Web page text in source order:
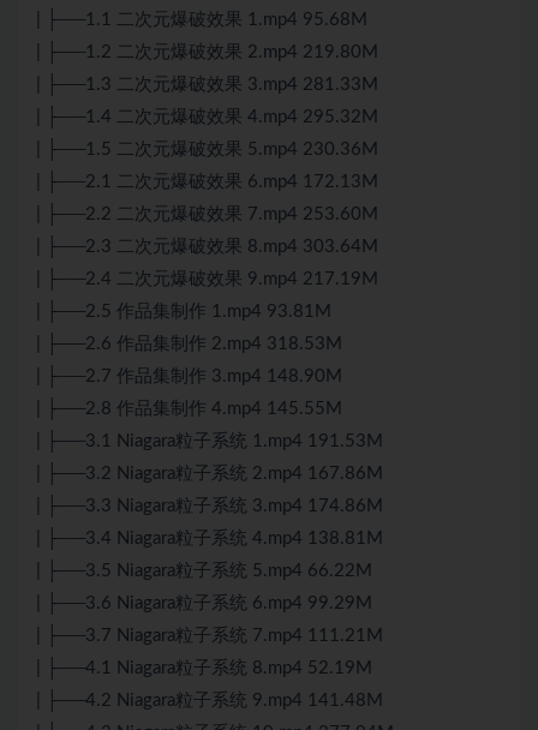
| ├──1.1 二次元爆破效果 1.mp4 95.68M
| ├──1.2 二次元爆破效果 2.mp4 219.80M
| ├──1.3 二次元爆破效果 3.mp4 281.33M
| ├──1.4 二次元爆破效果 4.mp4 295.32M
| ├──1.5 二次元爆破效果 5.mp4 230.36M
| ├──2.1 二次元爆破效果 6.mp4 172.13M
| ├──2.2 二次元爆破效果 7.mp4 253.60M
| ├──2.3 二次元爆破效果 8.mp4 303.64M
| ├──2.4 二次元爆破效果 9.mp4 217.19M
| ├──2.5 作品集制作 1.mp4 93.81M
| ├──2.6 作品集制作 2.mp4 318.53M
| ├──2.7 作品集制作 3.mp4 148.90M
| ├──2.8 作品集制作 4.mp4 145.55M
| ├──3.1 Niagara粒子系统 1.mp4 191.53M
| ├──3.2 Niagara粒子系统 2.mp4 167.86M
| ├──3.3 Niagara粒子系统 3.mp4 174.86M
| ├──3.4 Niagara粒子系统 4.mp4 138.81M
| ├──3.5 Niagara粒子系统 5.mp4 66.22M
| ├──3.6 Niagara粒子系统 6.mp4 99.29M
| ├──3.7 Niagara粒子系统 7.mp4 111.21M
| ├──4.1 Niagara粒子系统 8.mp4 52.19M
| ├──4.2 Niagara粒子系统 9.mp4 141.48M